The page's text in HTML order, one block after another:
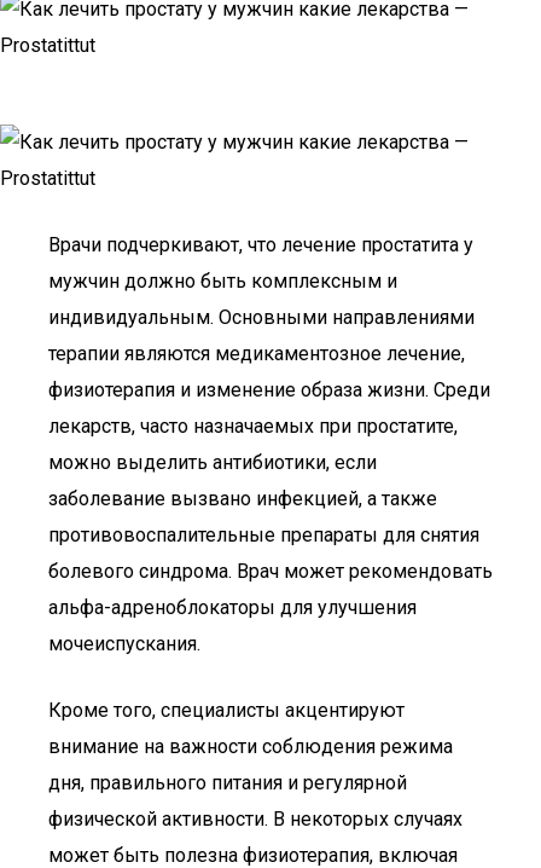
Врачи подчеркивают, что лечение простатита у
мужчин должно быть комплексным и
индивидуальным. Основными направлениями
терапии являются медикаментозное лечение,
физиотерапия и изменение образа жизни. Среди
лекарств, часто назначаемых при простатите,
можно выделить антибиотики, если
заболевание вызвано инфекцией, а также
противовоспалительные препараты для снятия
болевого синдрома. Врач может рекомендовать
альфа-адреноблокаторы для улучшения
мочеиспускания.
Кроме того, специалисты акцентируют
внимание на важности соблюдения режима
дня, правильного питания и регулярной
физической активности. В некоторых случаях
может быть полезна физиотерапия, включая